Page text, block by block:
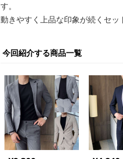
す。
動きやすく上品な印象が続くセッ
今回紹介する商品一覧